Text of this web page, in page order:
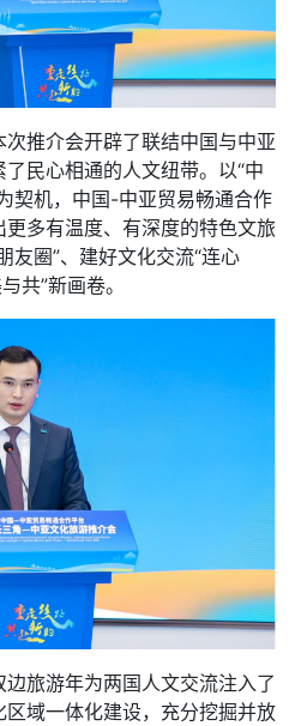
推介会开辟了联结中国与中亚
民心相通的人文纽带。以“中
契机，中国-中亚贸易畅通合作
多有温度、有深度的特色文旅
友圈”、建好文化交流“连心
共”新画卷。
旅游年为两国人文交流注入了
域一体化建设，充分挖掘并放